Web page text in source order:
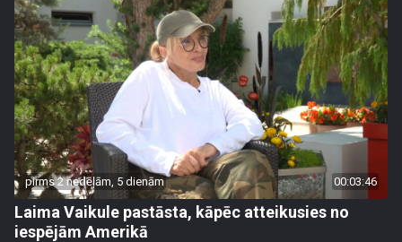
pirms 2 nedēļām, 5 dienām 00:03:46
Laima Vaikule pastāsta, kāpēc atteikusies no
iespējām Amerikā